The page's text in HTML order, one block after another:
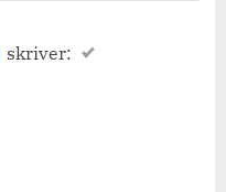
skriver: